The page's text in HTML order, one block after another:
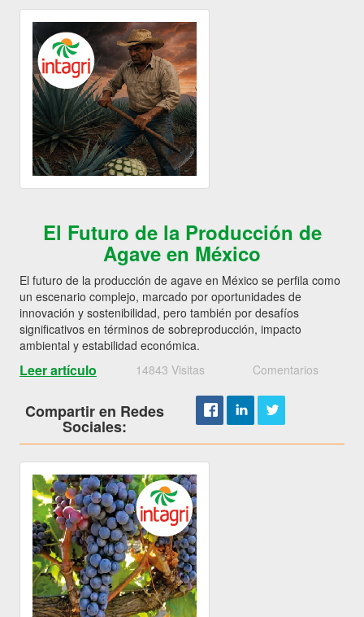
El Futuro de la Producción de
Agave en México
El futuro de la producción de agave en México se perfila como
un escenario complejo, marcado por oportunidades de
innovación y sostenibilidad, pero también por desafíos
significativos en términos de sobreproducción, impacto
ambiental y estabilidad económica.
Leer artículo 14843 Visitas Comentarios
Compartir en Redes
Sociales: